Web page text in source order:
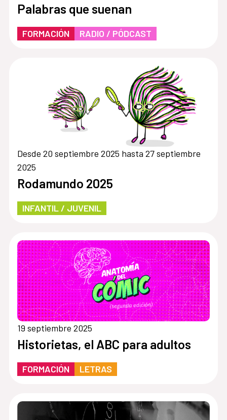
Palabras que suenan
FORMACIÓN RADIO / PÓDCAST
Desde 20 septiembre 2025 hasta 27 septiembre
2025
Rodamundo 2025
INFANTIL / JUVENIL
19 septiembre 2025
Historietas, el ABC para adultos
FORMACIÓN LETRAS